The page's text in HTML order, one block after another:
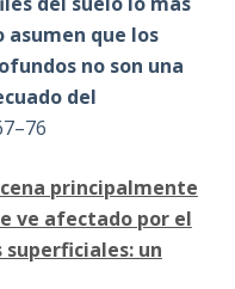
que los
no son una
del
principalmente
ve afectado por el
superficiales: un